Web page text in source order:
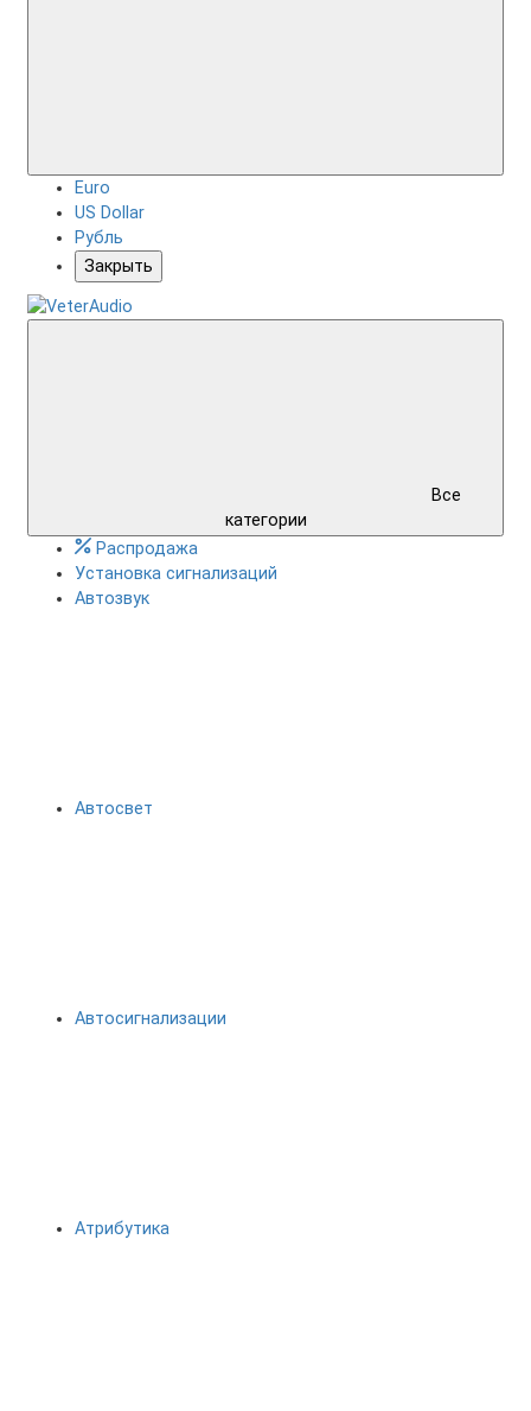
Euro
US Dollar
Рубль
Закрыть
Все
категории
Распродажа
Установка сигнализаций
Автозвук
Автосвет
Автосигнализации
Атрибутика